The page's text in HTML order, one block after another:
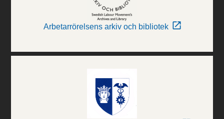
Arbetarrörelsens arkiv och bibliotek